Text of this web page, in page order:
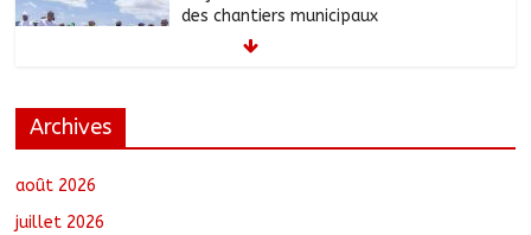
des chantiers municipaux
août 7, 2026
orientés vers leur avenir
Archives
août 2026
juillet 2026